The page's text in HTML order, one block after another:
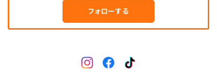
DKG/ディーケージー
フォローする